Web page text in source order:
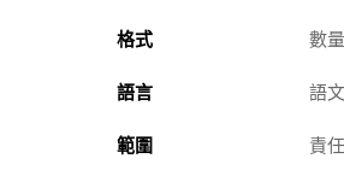
格式 數
語言 語
範圍 責